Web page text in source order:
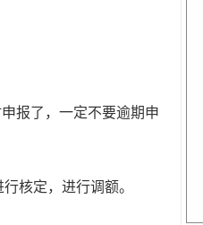
报了，一定不要逾期申
核定，进行调额。